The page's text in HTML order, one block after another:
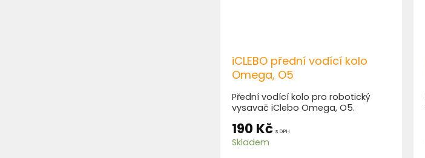
iCLEBO přední vodící kolo
Omega, O5
Přední vodící kolo pro robotický
vysavač iClebo Omega, O5.
190 Kč s DPH
Skladem